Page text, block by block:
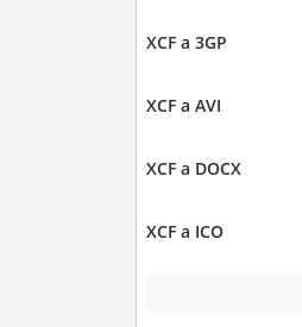
XCF a 3GP
XCF a AVI
XCF a DOCX
XCF a ICO